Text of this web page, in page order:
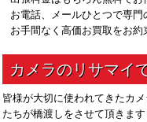
お電話、メールひとつで専門
お手間なく高価お買取をお約
皆様が大切に使われてきたカ
たちが橋渡しをさせて頂きま